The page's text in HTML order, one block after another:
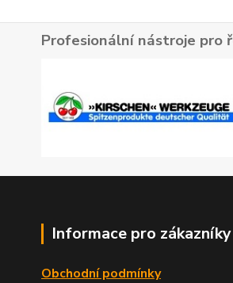
Profesionální nástroje pro
Informace pro zákazníky
Obchodní podmínky